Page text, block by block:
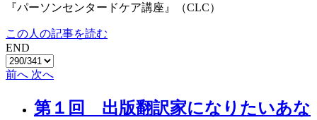
『パーソンセンタードケア講座』（CLC）
この人の記事を読む
END
前へ 次へ
第１回 出版翻訳家になりたいあな